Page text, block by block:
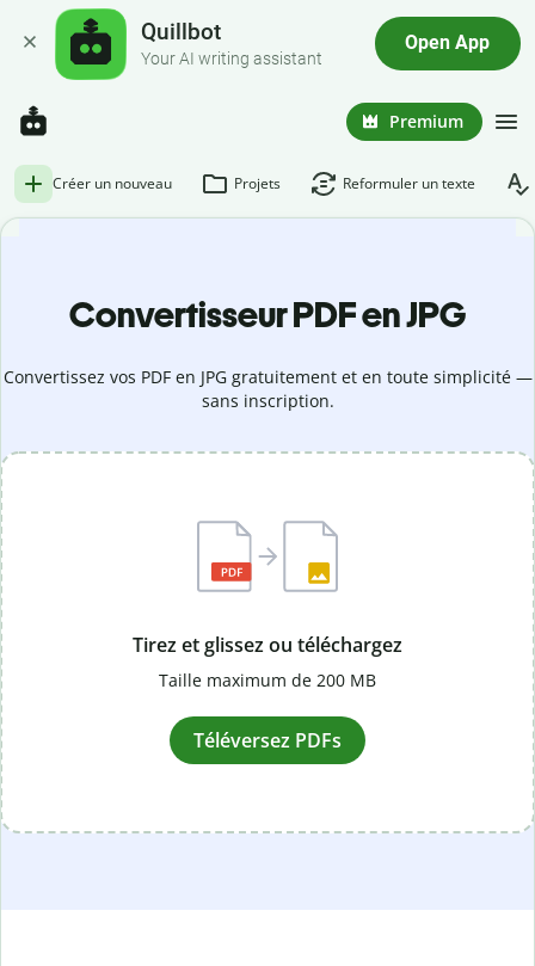
Quillbot
Your AI writing assistant
Open App
Premium
Créer un nouveau Projets Reformuler un texte
Convertisseur PDF en JPG
Convertissez vos PDF en JPG gratuitement et en toute simplicité —
sans inscription.
Tirez et glissez ou téléchargez
Taille maximum de 200 MB
Téléversez PDFs